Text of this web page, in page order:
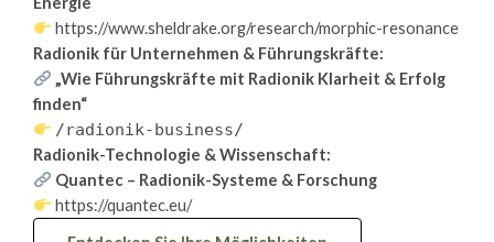
https://www.sheldrake.org/research/morphic-resonance
Radionik für Unternehmen & Führungskräfte:
„Wie Führungskräfte mit Radionik Klarheit & Erfolg
finden“
/radionik-business/
Radionik-Technologie & Wissenschaft:
Quantec – Radionik-Systeme & Forschung
https://quantec.eu/